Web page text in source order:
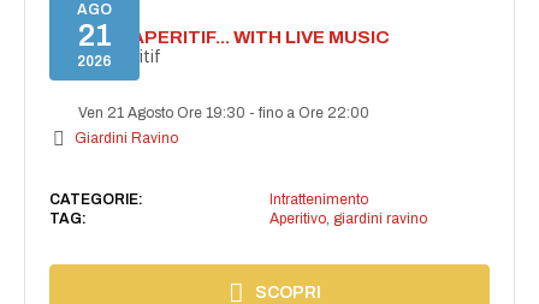
AGO
21
2026
SECRET APERITIF... WITH LIVE MUSIC
Secret aperitif
Ven 21 Agosto Ore 19:30 -fino a Ore 22:00
Giardini Ravino
CATEGORIE:
Intrattenimento
TAG:
Aperitivo, giardini ravino
SCOPRI